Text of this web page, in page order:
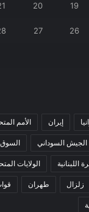
19
20
26
27
إيران الأمم
الجيش السوداني السوق
اللبنانية الولايات
زلزال طهران